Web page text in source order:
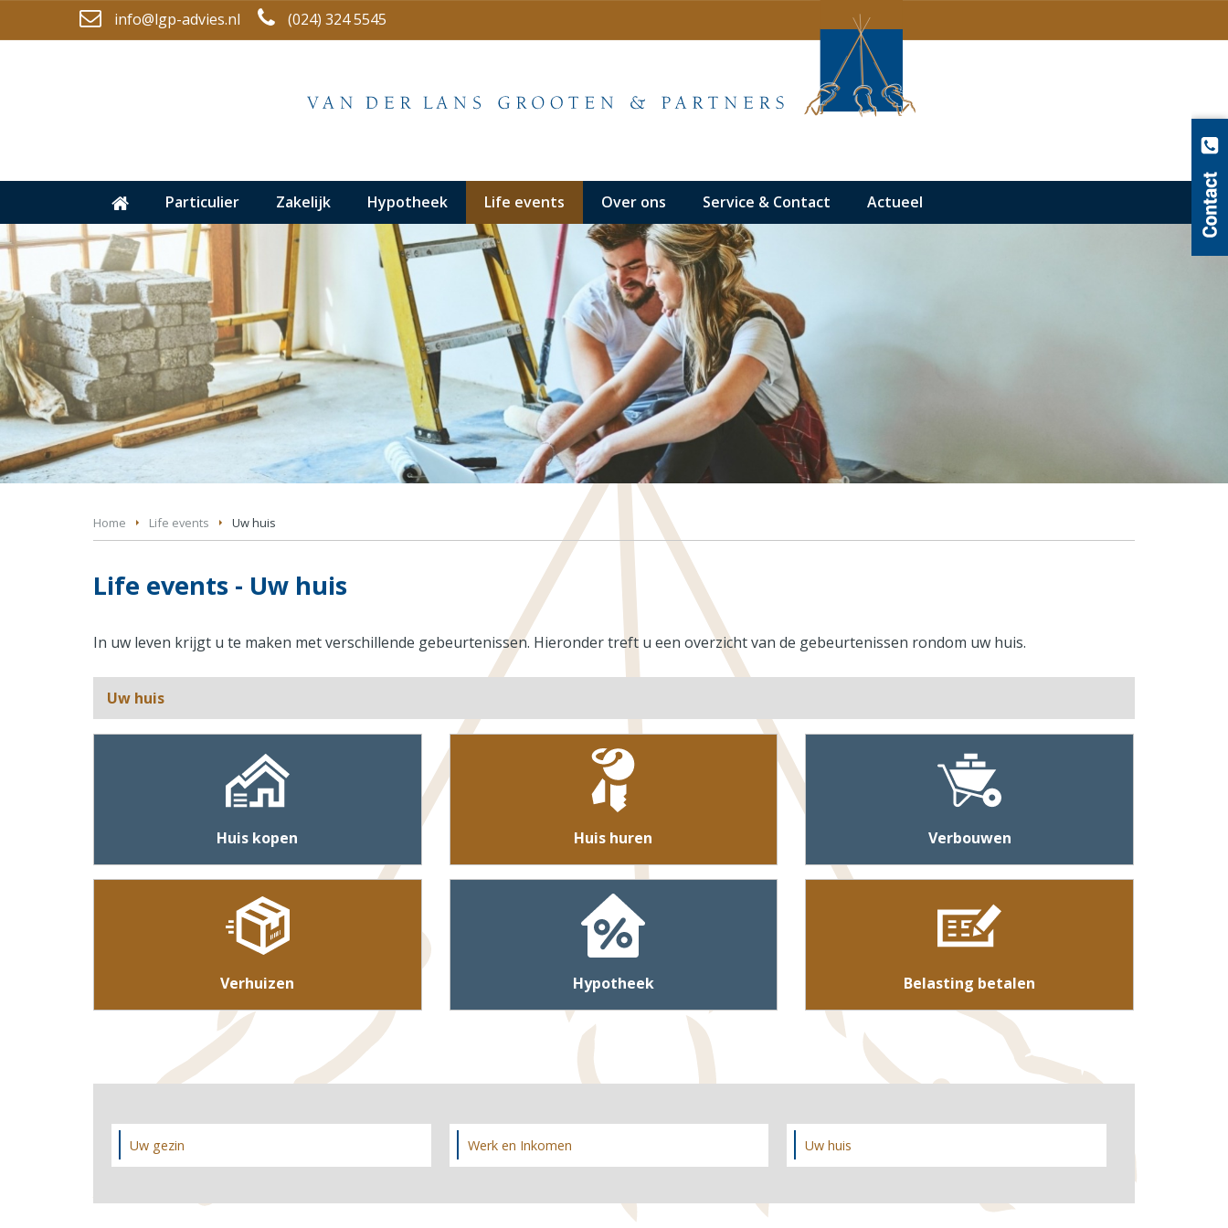
info@lgp-advies.nl (024) 324 5545
Particulier Zakelijk Hypotheek Life events Over ons Service & Contact Actueel
Home Life events Uw huis
Life events - Uw huis
In uw leven krijgt u te maken met verschillende gebeurtenissen. Hieronder treft u een overzicht van de gebeurtenissen rondom uw huis.
Uw huis
Huis kopen Huis huren Verbouwen
Verhuizen Hypotheek Belasting betalen
Uw gezin Werk en Inkomen Uw huis